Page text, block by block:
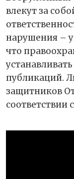
влекут за
нарушения –
что
публикаций.
защитников
соответствии